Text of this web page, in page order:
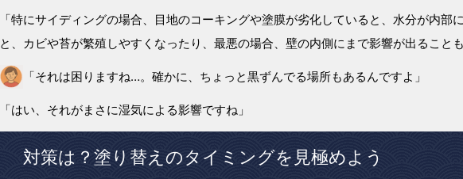
「特にサイディングの場合、目地のコーキングや塗膜が劣化していると、水分が内部
と、カビや苔が繁殖しやすくなったり、最悪の場合、壁の内側にまで影響が出ることも
「それは困りますね…。確かに、ちょっと黒ずんでる場所もあるんですよ」
「はい、それがまさに湿気による影響ですね」
対策は？塗り替えのタイミングを見極めよう